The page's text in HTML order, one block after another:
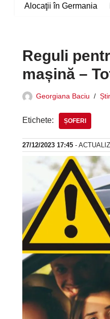
Alocaţii în Germania
Reguli
mașină –
Georgiana Baciu
Etichete: ȘOFERI
27/12/2023 17:45 -